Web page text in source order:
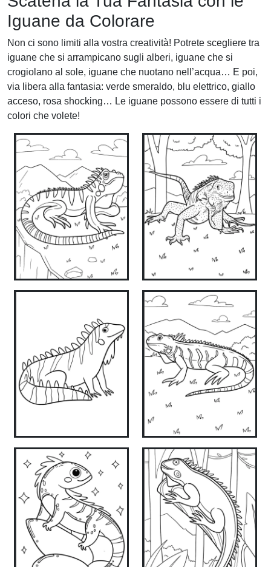
Iguane da Colorare
Non ci sono limiti alla vostra creatività! Potrete scegliere tra
iguane che si arrampicano sugli alberi, iguane che si
crogiolano al sole, iguane che nuotano nell’acqua… E poi,
via libera alla fantasia: verde smeraldo, blu elettrico, giallo
acceso, rosa shocking… Le iguane possono essere di tutti i
colori che volete!